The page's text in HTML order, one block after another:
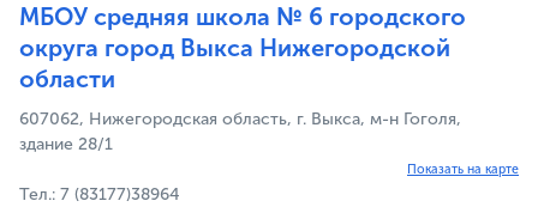
МБОУ средняя школа № 6 городского
округа город Выкса Нижегородской
области
607062, Нижегородская область, г. Выкса, м-н Гоголя,
здание 28/1
Показать на карте
Тел.: 7 (83177)38964